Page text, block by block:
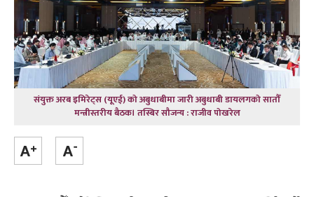
संयुक्त अरब इमिरेट्स (यूएई) को अबुधाबीमा जारी अबुधाबी डायलगको सातौँ
मन्त्रीस्तरीय बैठक। तस्बिर सौजन्य : राजीव पोखरेल